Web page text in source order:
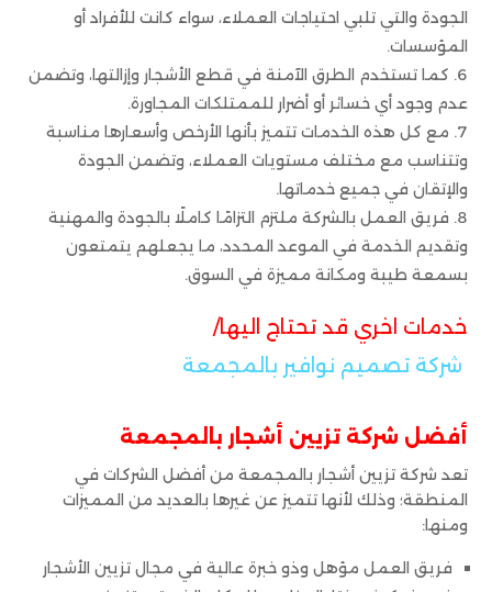
الجودة والتي تلبي احتياجات العملاء، سواء كانت للأفراد أو
المؤسسات.
كما تستخدم الطرق الآمنة في قطع الأشجار وإزالتها، وتضمن
عدم وجود أي خسائر أو أضرار للممتلكات المجاورة.
مع كل هذه الخدمات تتميز بأنها الأرخص وأسعارها مناسبة
وتتناسب مع مختلف مستويات العملاء، وتضمن الجودة
والإتقان في جميع خدماتها.
فريق العمل بالشركة ملتزم التزامًا كاملًا بالجودة والمهنية
وتقديم الخدمة في الموعد المحدد، ما يجعلهم يتمتعون
بسمعة طيبة ومكانة مميزة في السوق.
خدمات اخري قد تحتاج اليها/
شركة تصميم نوافير بالمجمعة
أفضل شركة تزيين أشجار بالمجمعة
تعد شركة تزيين أشجار بالمجمعة من أفضل الشركات في
المنطقة؛ وذلك لأنها تتميز عن غيرها بالعديد من المميزات
ومنها:
فريق العمل مؤهل وذو خبرة عالية في مجال تزيين الأشجار